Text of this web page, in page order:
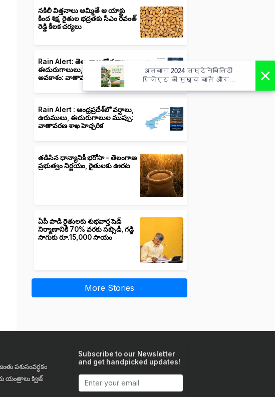
నకిలీ విత్తనాలు అమ్మితే ఆ యాక్టు
కింద శిక్ష, రైతుల భద్రతకు సీఎం రేవంత్
రెడ్డి కీలక చర్యలు
Rain Alert: తెలంగాణలో వర్షాలు,
ఈదురుగాలులు, తుఫాన్లు వచ్చే
అవకాశం: వాతావరణ శాఖ హెచ్చరిక
Rain Alert : ఆంధ్రప్రదేశ్‌లో వర్షాలు,
ఉరుములు, ఈదురుగాలుల ముప్పు:
వాతావరణ శాఖ హెచ్చరిక
తడిసిన ధాన్యానికీ భరోసా – తెలంగాణ
ప్రభుత్వం నిర్ణయం, రైతులకు ఊరట
ఏపీ పాడి రైతులకు శుభవార్త షెడ్
నిర్మాణానికి 70% వరకు సబ్సిడీ, గడ్డి
సాగుకు రూ.15,000 సాయం
More Stories
పశుసంవర్ధకం
యంత్రాలుక్విజ్
Subscribe to our Newsletter
and get handpicked updates!
×
अलबाग 2024 सस्टेनेबिलिटी
रिपोर्ट की मुख्य बातें और
कार्य - Albaugh 2024
Actions